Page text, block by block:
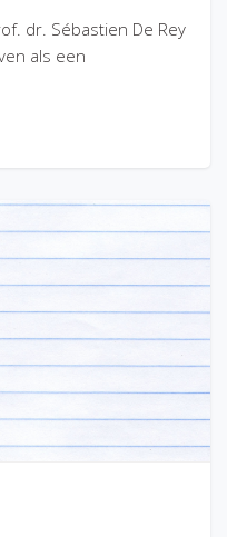
dr. Sébastien De Rey
als een